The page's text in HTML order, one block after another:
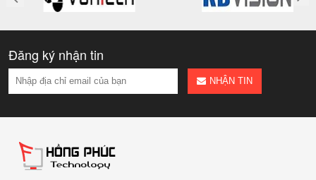
Đăng ký nhận tin
NHẬN TIN